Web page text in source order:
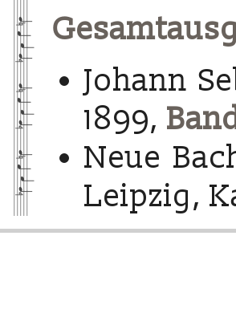
Johann
1899,
Neue
Leipzig,